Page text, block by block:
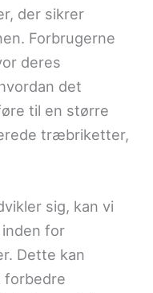
der sikrer
Forbrugerne
deres
det
til en større
træbriketter,
sig, kan vi
for
Dette kan
forbedre